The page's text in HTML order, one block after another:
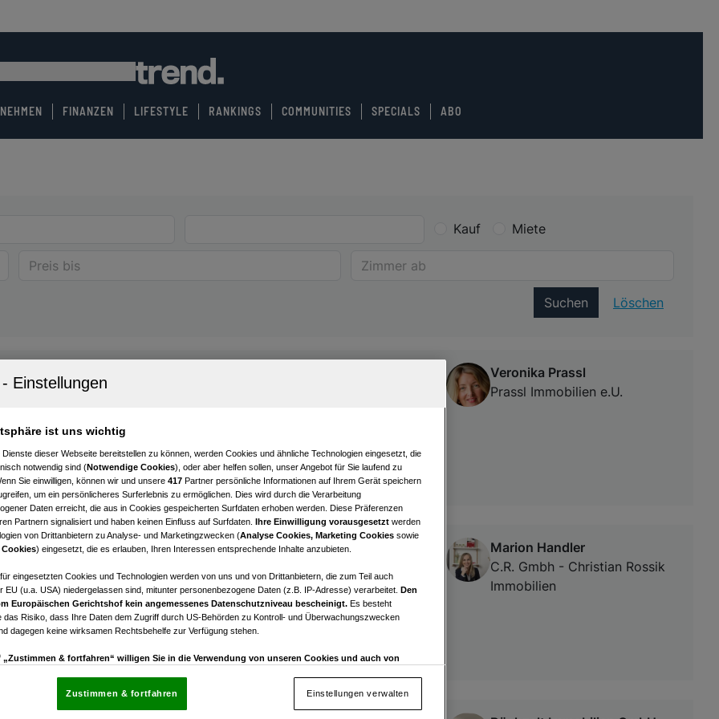
FINANZEN LIFESTYLE RANKINGS COMMUNITIES SPECIALS ABO
Kauf Miete
Suchen Löschen
Büro in Leoben mit Lift - jetzt mieten!
Zimmer
Veronika Prassl
Prassl Immobilien e.U.
€ 2.530,96
Nettomiete
Marion Handler
C.R. Gmbh - Christian Rossik
Immobilien
ist uns wichtig
Dienste dieser Webseite bereitstellen zu können, werden Cookies und ähnliche Technologien eingesetzt, die
notwendig sind (Notwendige Cookies), oder aber helfen sollen, unser Angebot für Sie laufend zu
Sie einwilligen, können wir und unsere 417 Partner persönliche Informationen auf Ihrem Gerät speichern
um ein persönlicheres Surferlebnis zu ermöglichen. Dies wird durch die Verarbeitung
Daten erreicht, die aus in Cookies gespeicherten Surfdaten erhoben werden. Diese Präferenzen
Partnern signalisiert und haben keinen Einfluss auf Surfdaten. Ihre Einwilligung vorausgesetzt werden
von Drittanbietern zu Analyse- und Marketingzwecken (Analyse Cookies, Marketing Cookies sowie
) eingesetzt, die es erlauben, Ihren Interessen entsprechende Inhalte anzubieten.
eingesetzten Cookies und Technologien werden von uns und von Drittanbietern, die zum Teil auch
EU (u.a. USA) niedergelassen sind, mitunter personenbezogene Daten (z.B. IP-Adresse) verarbeitet. Den
Europäischen Gerichtshof kein angemessenes Datenschutzniveau bescheinigt. Es besteht
das Risiko, dass Ihre Daten dem Zugriff durch US-Behörden zu Kontroll- und Überwachungszwecken
dagegen keine wirksamen Rechtsbehelfe zur Verfügung stehen.
„Zustimmen & fortfahren“ willigen Sie in die Verwendung von unseren Cookies und auch von
die sich auf jeder Seite unten im Footer befinden.
Einstellungen verwalten
Zustimmen & fortfahren